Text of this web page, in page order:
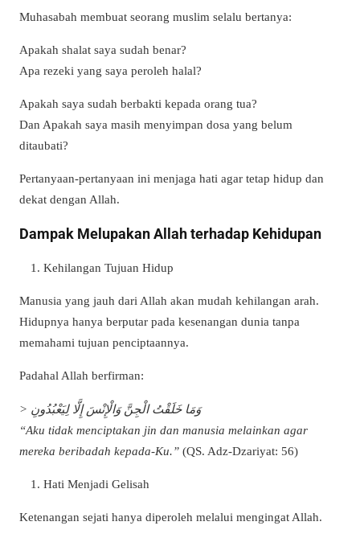
Muhasabah membuat seorang muslim selalu bertanya:
Apakah shalat saya sudah benar?
Apa rezeki yang saya peroleh halal?
Apakah saya sudah berbakti kepada orang tua?
Dan Apakah saya masih menyimpan dosa yang belum
ditaubati?
Pertanyaan-pertanyaan ini menjaga hati agar tetap hidup dan
dekat dengan Allah.
Dampak Melupakan Allah terhadap Kehidupan
Kehilangan Tujuan Hidup
Manusia yang jauh dari Allah akan mudah kehilangan arah.
Hidupnya hanya berputar pada kesenangan dunia tanpa
memahami tujuan penciptaannya.
Padahal Allah berfirman:
> وَمَا خَلَقْتُ الْجِنَّ وَالْإِنْسَ إِلَّا لِيَعْبُدُونِ
“Aku tidak menciptakan jin dan manusia melainkan agar
mereka beribadah kepada-Ku.” (QS. Adz-Dzariyat: 56)
Hati Menjadi Gelisah
Ketenangan sejati hanya diperoleh melalui mengingat Allah.